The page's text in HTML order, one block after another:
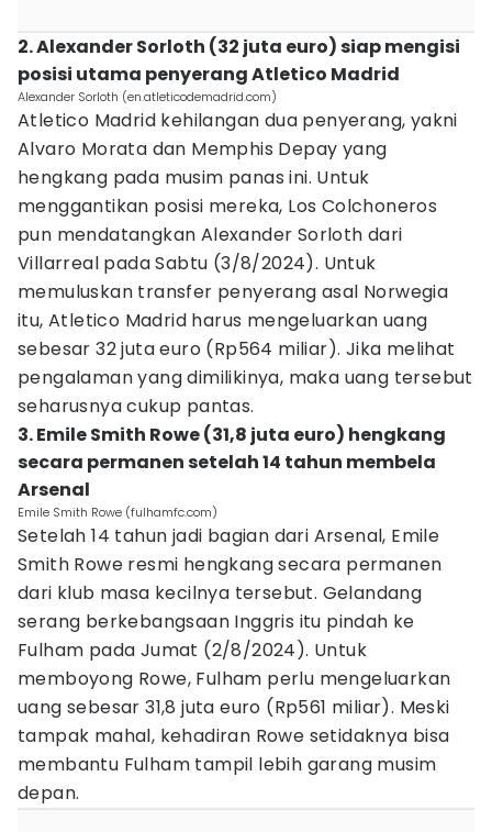
2. Alexander Sorloth (32 juta euro) siap mengisi
posisi utama penyerang Atletico Madrid
Alexander Sorloth (en.atleticodemadrid.com)
Atletico Madrid kehilangan dua penyerang, yakni
Alvaro Morata dan Memphis Depay yang
hengkang pada musim panas ini. Untuk
menggantikan posisi mereka, Los Colchoneros
pun mendatangkan Alexander Sorloth dari
Villarreal pada Sabtu (3/8/2024). Untuk
memuluskan transfer penyerang asal Norwegia
itu, Atletico Madrid harus mengeluarkan uang
sebesar 32 juta euro (Rp564 miliar). Jika melihat
pengalaman yang dimilikinya, maka uang tersebut
seharusnya cukup pantas.
3. Emile Smith Rowe (31,8 juta euro) hengkang
secara permanen setelah 14 tahun membela
Arsenal
Emile Smith Rowe (fulhamfc.com)
Setelah 14 tahun jadi bagian dari Arsenal, Emile
Smith Rowe resmi hengkang secara permanen
dari klub masa kecilnya tersebut. Gelandang
serang berkebangsaan Inggris itu pindah ke
Fulham pada Jumat (2/8/2024). Untuk
memboyong Rowe, Fulham perlu mengeluarkan
uang sebesar 31,8 juta euro (Rp561 miliar). Meski
tampak mahal, kehadiran Rowe setidaknya bisa
membantu Fulham tampil lebih garang musim
depan.